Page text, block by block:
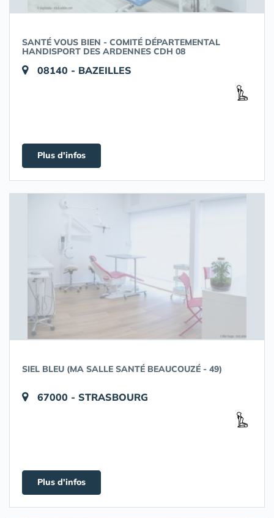
SANTÉ VOUS BIEN - COMITÉ DÉPARTEMENTAL
HANDISPORT DES ARDENNES CDH 08
08140 - BAZEILLES
Plus d'infos
SIEL BLEU (MA SALLE SANTÉ BEAUCOUZÉ - 49)
67000 - STRASBOURG
Plus d'infos